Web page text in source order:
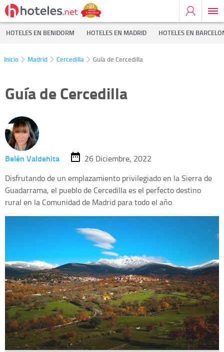
HOTELES EN BENIDORM HOTELES EN MADRID HOTELES EN
Inicio Madrid Cercedilla Guía de Cercedilla
Guía de Cercedilla
Belén Valdehita
26 Diciembre, 2022
Disfrutando de un emplazamiento privilegiado en la Sierra de
Guadarrama, el pueblo de Cercedilla es el perfecto destino
rural en la Comunidad de Madrid para todo el año.